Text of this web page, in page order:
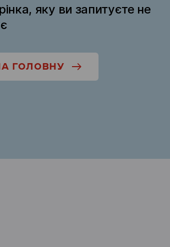
яку ви запитуєте не
ГОЛОВНУ